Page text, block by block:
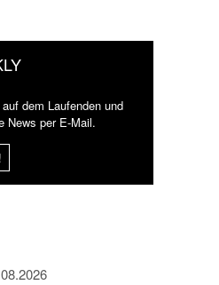
dem Laufenden und
News per E-Mail.